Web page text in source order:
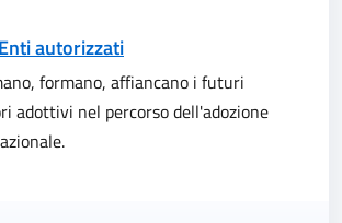
autorizzati
formano, affiancano i futuri
adottivi nel percorso dell'adozione